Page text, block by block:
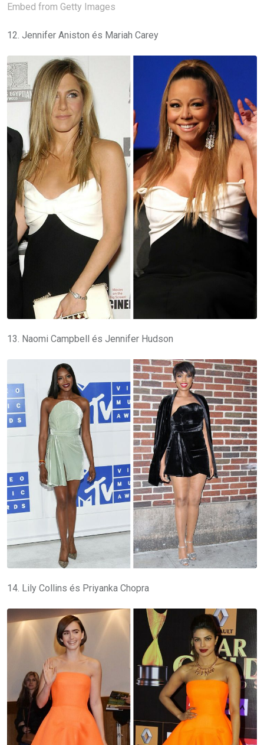
Embed from Getty Images
12. Jennifer Aniston és Mariah Carey
13. Naomi Campbell és Jennifer Hudson
14. Lily Collins és Priyanka Chopra